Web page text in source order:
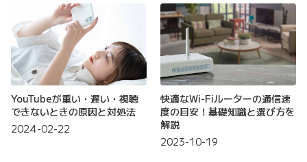
YouTubeが重い・遅い・視聴
できないときの原因と対処法
2024-02-22
快適なWi-Fiルーターの通信速
度の目安！基礎知識と選び方を
解説
2023-10-19